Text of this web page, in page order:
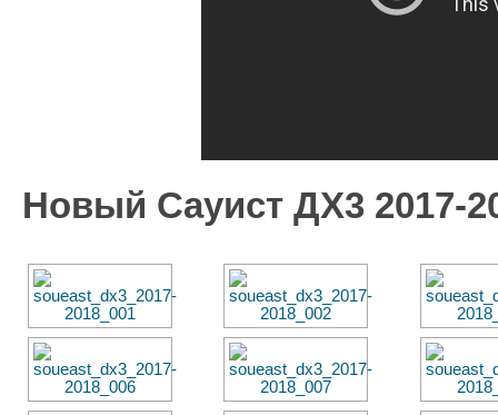
Новый Сауист ДХ3 2017-